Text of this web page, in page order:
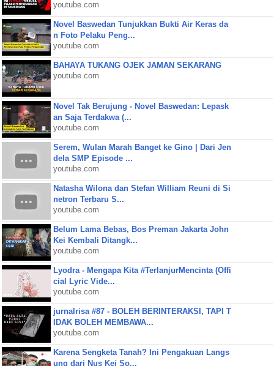
youtube.com
Novel Baswedan Tunjukkan Bukti Air Keras da
n Foto Pelaku Peng...
youtube.com
BAHAYA TUKANG OJEK JAMAN SEKARANG
youtube.com
Novel Tak Berujung - Novel Baswedan: Lepask
an Saja Terdakwa (...
youtube.com
Serem, Wulan Marah Banget ke Gino | Dari Jen
dela SMP Episode ...
youtube.com
Natasha Wilona dan Stefan William Reuni di Si
netron Terbaru S...
youtube.com
Belum Lama Bebas, Bos Preman Jakarta John
Kei Kembali Ditangk...
youtube.com
Lyodra - Mengapa Kita #TerlanjurMencinta (Offi
cial Lyric Vide...
youtube.com
jurnalrisa #87 - BOLEH BERINTERAKSI, TAPI T
IDAK BOLEH MEMBAWA...
youtube.com
Karena Sengketa Tanah? Ini Pengakuan Langs
ung dari Nus Kei So...